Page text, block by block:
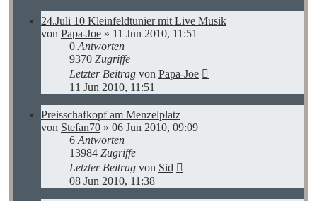
24.Juli 10 Kleinfeldtunier mit Live Musik
von Papa-Joe » 11 Jun 2010, 11:51
0 Antworten
9370 Zugriffe
Letzter Beitrag von Papa-Joe
11 Jun 2010, 11:51
Preisschafkopf am Menzelplatz
von Stefan70 » 06 Jun 2010, 09:09
6 Antworten
13984 Zugriffe
Letzter Beitrag von Sid
08 Jun 2010, 11:38